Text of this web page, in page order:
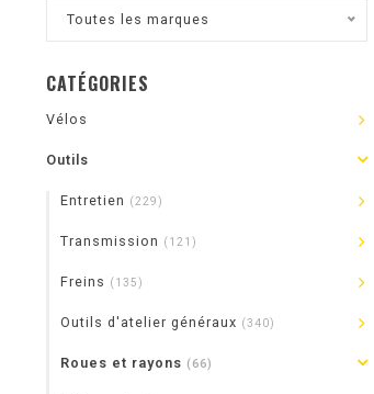
Toutes les marques
CATÉGORIES
Vélos
Outils
Entretien (229)
Transmission (121)
Freins (135)
Outils d'atelier généraux (340)
Roues et rayons (66)